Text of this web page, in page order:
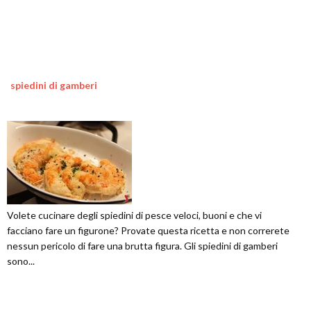
spiedini di gamberi
Volete cucinare degli spiedini di pesce veloci, buoni e che vi
facciano fare un figurone? Provate questa ricetta e non correrete
nessun pericolo di fare una brutta figura. Gli spiedini di gamberi
sono...